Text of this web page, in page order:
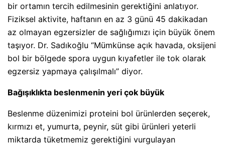
bir ortamın tercih edilmesinin gerektiğini anlatıyor.
Fiziksel aktivite, haftanın en az 3 günü 45 dakikadan
az olmayan egzersizler de sağlığımızı için büyük önem
taşıyor. Dr. Sadıkoğlu “Mümkünse açık havada, oksijeni
bol bir bölgede spora uygun kıyafetler ile tok olarak
egzersiz yapmaya çalışılmalı” diyor.
Bağışıklıkta beslenmenin yeri çok büyük
Beslenme düzenimizi proteini bol ürünlerden seçerek,
kırmızı et, yumurta, peynir, süt gibi ürünleri yeterli
miktarda tüketmemiz gerektiğini vurgulayan